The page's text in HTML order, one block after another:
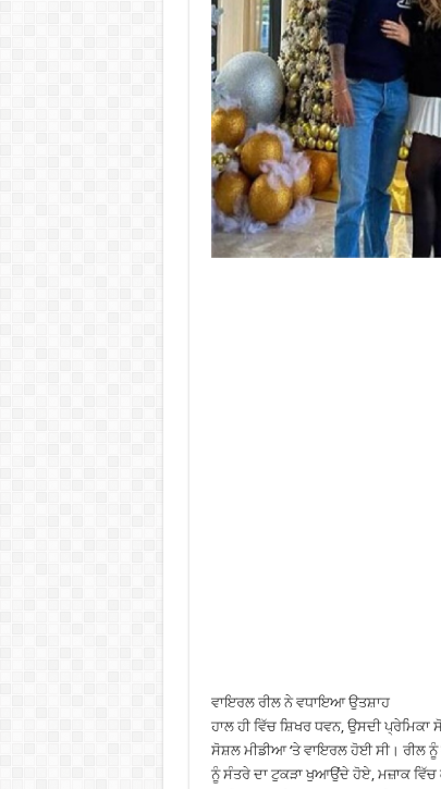
ਵਾਇਰਲ ਰੀਲ ਨੇ ਵਧਾਇਆ ਉਤਸ਼ਾਹ
ਹਾਲ ਹੀ ਵਿੱਚ ਸ਼ਿਖਰ ਧਵਨ, ਉਸਦੀ
ਸੋਸ਼ਲ ਮੀਡੀਆ ‘ਤੇ ਵਾਇਰਲ ਹੋਈ ਸੀ। ਰੀਲ ਨੂੰ
ਨੂੰ ਸੰਤਰੇ ਦਾ ਟੁਕੜਾ ਖੁਆਉਂਦੇ ਹੋਏ, ਮਜ਼ਾਕ ਵਿੱਚ